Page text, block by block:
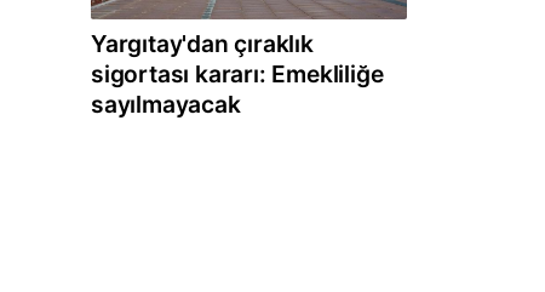
Yargıtay'dan çıraklık
sigortası kararı: Emekliliğe
sayılmayacak